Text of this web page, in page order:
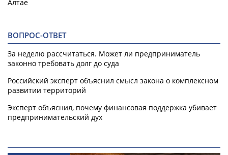
Алтае
ВОПРОС-ОТВЕТ
За неделю рассчитаться. Может ли предприниматель
законно требовать долг до суда
Российский эксперт объяснил смысл закона о комплексном
развитии территорий
Эксперт объяснил, почему финансовая поддержка убивает
предпринимательский дух